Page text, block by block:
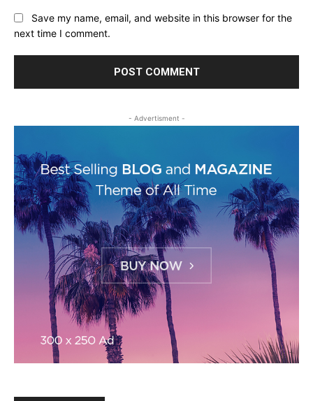
Save my name, email, and website in this browser for the
next time I comment.
- Advertisment -